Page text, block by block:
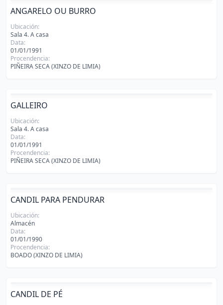
ANGARELO OU BURRO
Ubicación:
Sala 4. A casa
Data:
01/01/1991
Procendencia:
PIÑEIRA SECA (XINZO DE LIMIA)
GALLEIRO
Ubicación:
Sala 4. A casa
Data:
01/01/1991
Procendencia:
PIÑEIRA SECA (XINZO DE LIMIA)
CANDIL PARA PENDURAR
Ubicación:
Almacén
Data:
01/01/1990
Procendencia:
BOADO (XINZO DE LIMIA)
CANDIL DE PÉ